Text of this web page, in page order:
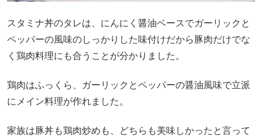
スタミナ丼のタレは、にんにく醤油ベースでガーリックと
ペッパーの風味のしっかりした味付けだから豚肉だけでな
く鶏肉料理にも合うことが分かりました。
鶏肉はふっくら、ガーリックとペッパーの醤油風味で立派
にメイン料理が作れました。
家族は豚丼も鶏肉炒めも、どちらも美味しかったと言って